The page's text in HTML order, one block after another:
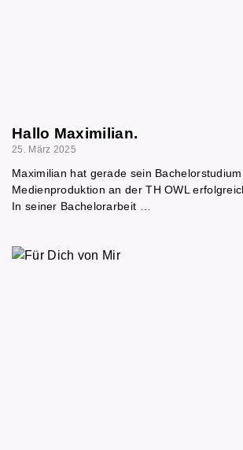
Hallo Maximilian.
25. März 2025
Maximilian hat gerade sein Bachelorstudium
Medienproduktion an der TH OWL
In seiner Bachelorarbeit …